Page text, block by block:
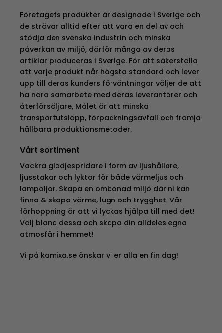
Företagets produkter är designade i Sverige och
de strävar alltid efter att vara en del av och
stödja den svenska industrin och minska
påverkan av miljö, därför många av deras
artiklar produceras i Sverige. För att säkerställa
att varje produkt når högsta standard och lever
upp till deras kunders förväntningar väljer de att
ha nära samarbete med deras leverantörer och
återförsäljare, Målet är att minska
transportutsläpp, förpackningsavfall och främja
hållbara produktionsmetoder.
Vårt sortiment
Vackra glädjespridare i form av ljushållare,
ljusstakar och lyktor för både värmeljus och
lampoljor. Skapa en ombonad miljö där ni kan
finna & skapa värme, lugn och trygghet. Vår
förhoppning är att vi lyckas hjälpa till med det!
Välj bland dessa och skapa din alldeles egna
atmosfär i hemmet!
Vi på kamixa.se önskar vi er alla en fin dag!